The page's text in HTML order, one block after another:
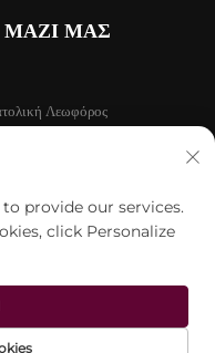
ΜΑΖΙ ΜΑΣ
Λεωφόρος
Technology CO., LTD.
απορρήτου
provide our services.
click Personalize